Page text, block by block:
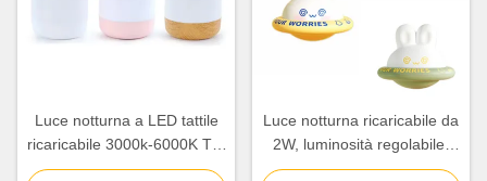
Luce notturna a LED tattile
ricaricabile 3000k-6000K Tre
colori regolabili Lampada da
Luce notturna ricaricabile da
2W, luminosità regolabile,
3000K, spegnimento